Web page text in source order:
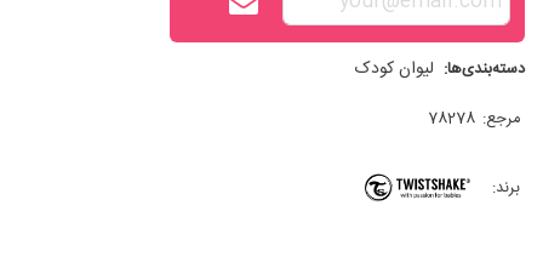
دسته‌بندی‌ها: لیوان کودک
مرجع: 78278
برند: